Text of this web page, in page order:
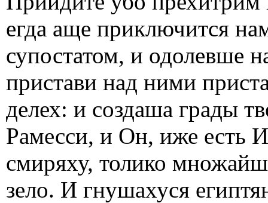
егда аще приключится
супостатом, и одолевше
пристави над ними
делех: и создаша грады
Рамесси, и Он, иже есть
смиряху, толико
зело. И гнушахуся